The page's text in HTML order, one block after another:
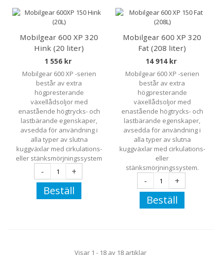
Mobilgear 600 XP 320
Hink (20 liter)
1 556 kr
Mobilgear 600 XP -serien
består av extra
högpresterande
växellådsoljor med
enastående högtrycks- och
lastbärande egenskaper,
avsedda för användning i
alla typer av slutna
kuggväxlar med cirkulations-
eller stänksmörjningssystem
- +
Beställ
Mobilgear 600 XP 320
Fat (208 liter)
14 914 kr
Mobilgear 600 XP -serien
består av extra
högpresterande
växellådsoljor med
enastående högtrycks- och
lastbärande egenskaper,
avsedda för användning i
alla typer av slutna
kuggväxlar med cirkulations-
eller
stänksmörjningssystem.
- +
Beställ
Visar 1 - 18 av 18 artiklar